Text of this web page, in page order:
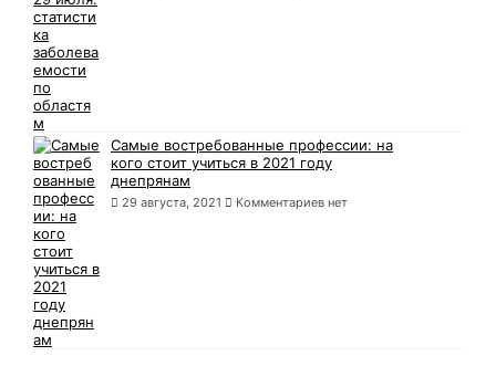
Самые востребованные профессии: на
кого стоит учиться в 2021 году
днепрянам
29 августа, 2021 Комментариев нет